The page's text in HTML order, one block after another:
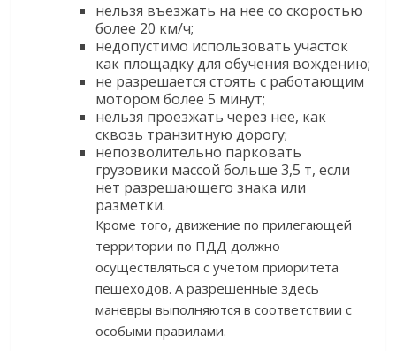
нельзя въезжать на нее со скоростью
более 20 км/ч;
недопустимо использовать участок
как площадку для обучения вождению;
не разрешается стоять с работающим
мотором более 5 минут;
нельзя проезжать через нее, как
сквозь транзитную дорогу;
непозволительно парковать
грузовики массой больше 3,5 т, если
нет разрешающего знака или
разметки.
Кроме того, движение по прилегающей
территории по ПДД должно
осуществляться с учетом приоритета
пешеходов. А разрешенные здесь
маневры выполняются в соответствии с
особыми правилами.